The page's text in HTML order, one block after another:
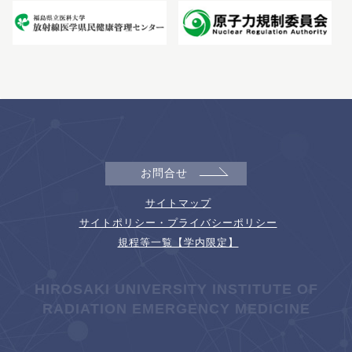
お問合せ
サイトマップ
サイトポリシー・プライバシーポリシー
規程等一覧【学内限定】
HIROSAKI UNIVERSITY INSTITUTE OF
RADIATION EMERGENCY MEDICINE